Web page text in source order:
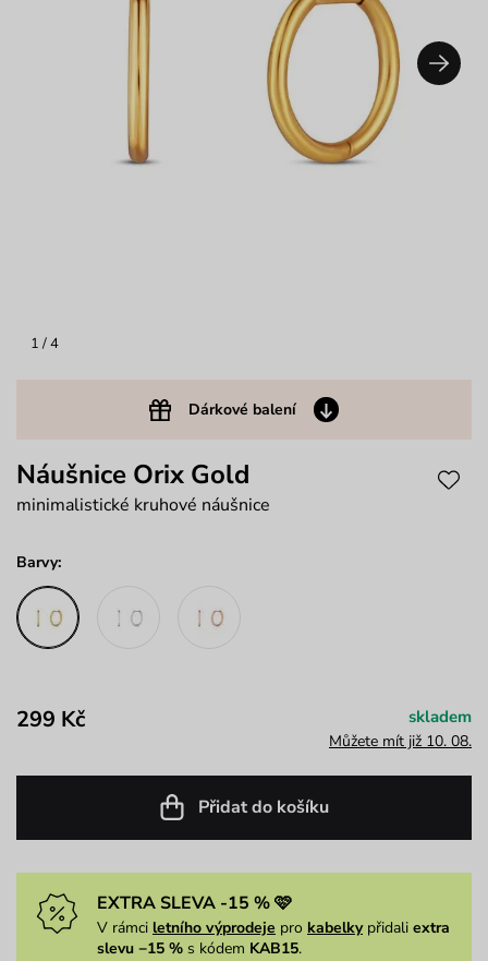
1 / 4
Dárkové balení
Náušnice Orix Gold
minimalistické kruhové náušnice
Barvy:
299 Kč skladem
Můžete mít již 10. 08.
Přidat do košíku
EXTRA SLEVA -15 % 🩷
V rámci letního výprodeje pro kabelkypřidali extra
slevu −15 % s kódem KAB15.